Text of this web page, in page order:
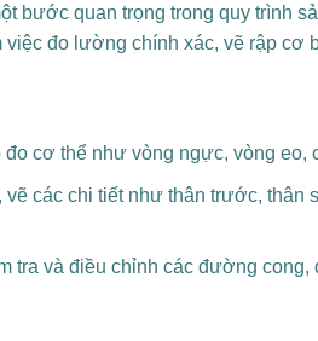
bước quan trọng trong quy trình
đo lường chính xác, vẽ rập cơ
cơ thể như vòng ngực, vòng eo,
vẽ các chi tiết như thân trước, thân
tra và điều chỉnh các đường